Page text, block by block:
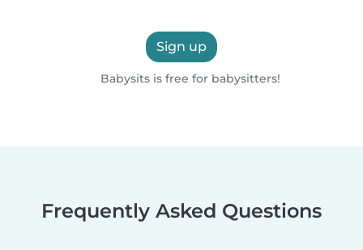
Sign up
Babysits is free for babysitters!
Frequently Asked Questions